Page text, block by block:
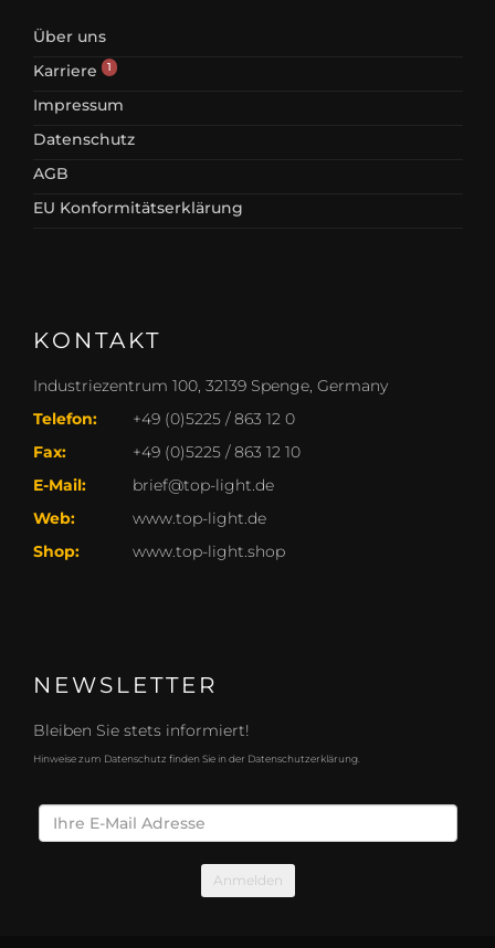
Über uns
Karriere
1
Impressum
Datenschutz
AGB
EU Konformitätserklärung
KONTAKT
Industriezentrum 100, 32139 Spenge, Germany
Telefon:
+49 (0)5225 / 863 12 0
Fax:
+49 (0)5225 / 863 12 10
E-Mail:
brief@top-light.de
Web:
www.top-light.de
Shop:
www.top-light.shop
NEWSLETTER
Bleiben Sie stets informiert!
Hinweise zum Datenschutz finden Sie in der Datenschutzerklärung.